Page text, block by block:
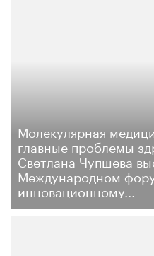
Молекулярная
главные проблемы
Светлана Чупшева
Международном
инновационному...